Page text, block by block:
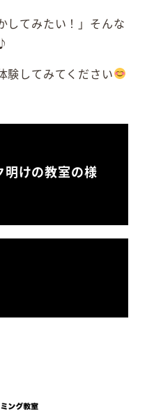
してみたい！」そんな
験してみてください
明けの教室の様